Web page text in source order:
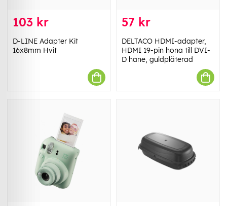
103 kr
D-LINE Adapter Kit
16x8mm Hvit
57 kr
DELTACO HDMI-adapter,
HDMI 19-pin hona till DVI-
D hane, guldpläterad